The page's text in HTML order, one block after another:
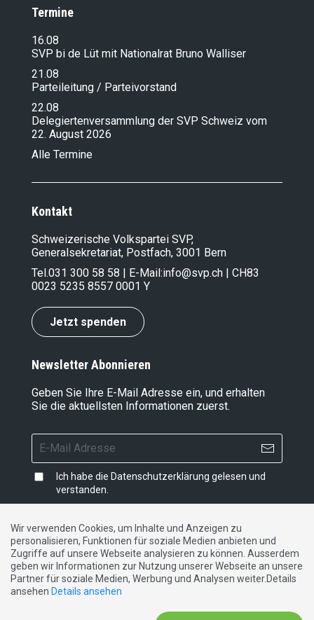
Termine
16.08
SVP bi de Lüt mit Nationalrat Bruno Walliser
21.08
Parteileitung / Parteivorstand
22.08
Delegiertenversammlung der SVP Schweiz vom
22. August 2026
Alle Termine
Kontakt
Schweizerische Volkspartei SVP,
Generalsekretariat, Postfach, 3001 Bern
Tel.031 300 58 58 | E-Mail:info@svp.ch | CH83
0023 5235 8557 0001 Y
Jetzt spenden
Newsletter Abonnieren
Geben Sie Ihre E-Mail Adresse ein, und erhalten
Sie die aktuellsten Informationen zuerst.
Ich habe die Datenschutzerklärung gelesen und
verstanden.
Impressum |Datenschutzerklärung|Kontakt
DE FR IT
Wir verwenden Cookies, um Inhalte und Anzeigen zu
personalisieren, Funktionen für soziale Medien anbieten und
Zugriffe auf unsere Webseite analysieren zu können. Ausserdem
geben wir Informationen zur Nutzung unserer Webseite an unsere
Partner für soziale Medien, Werbung und Analysen weiter.Details
ansehen Details ansehen